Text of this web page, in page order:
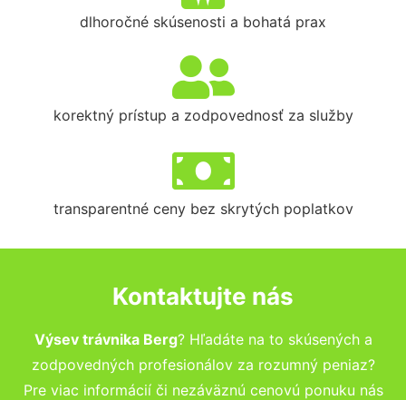
dlhoročné skúsenosti a bohatá prax
korektný prístup a zodpovednosť za služby
transparentné ceny bez skrytých poplatkov
Kontaktujte nás
Výsev trávnika Berg? Hľadáte na to skúsených a
zodpovedných profesionálov za rozumný peniaz?
Pre viac informácií či nezáväznú cenovú ponuku nás